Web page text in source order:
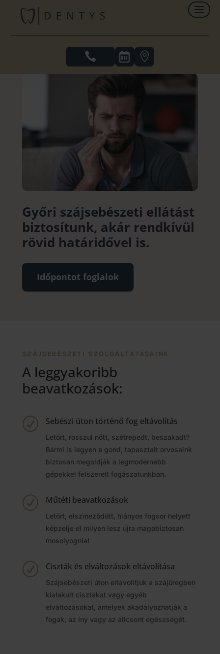
  
Győri szájsebészeti ellátást
biztosítunk, akár rendkívül
rövid határidővel is.
Időpontot foglalok
SZÁJSEBÉSZETI SZOLGÁLTATÁSAINK
A leggyakoribb
beavatkozások:
R Sebészi úton történő fog eltávolítás
Letört, rosszul nőtt, szétrepedt, beszakadt?
Bármi is legyen a gond, tapasztalt orvosaink
biztosan megoldják a legmodernebb
gépekkel felszerelt fogászatunkban.
R Műtéti beavatkozások
Letört, elszineződött, hiányos fogsor helyett
képzelje el milyen lesz újra magabiztosan
mosolyognia!
R Ciszták és elváltozások eltávolítása
Szájsebészeti úton eltávolítjuk a szájüregben
kialakult cisztákat vagy egyéb
elváltozásokat, amelyek akadályozhatják a
fogak, az íny vagy az állcsont egészségét.